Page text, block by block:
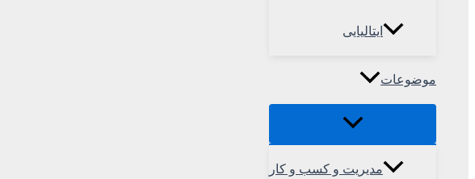
ایتالیایی
موضوعات
مدیریت و کسب و کار